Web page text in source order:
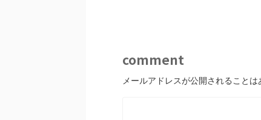
comment
メールアドレスが公開されることは